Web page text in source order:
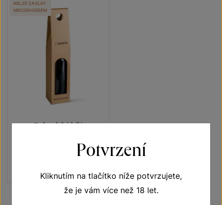
Rulandské bílé
pozdní sběr 1997
1 500 Kč
NELZE ZASLAT
MESSENGEREM
Potvrzení
Kliknutím na tlačítko níže potvrzujete,
že je vám více než 18 let.